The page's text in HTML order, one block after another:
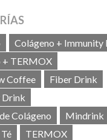
Colágeno + Immunity
+ TERMOX
Coffee
Fiber Drink
Drink
Colágeno
Mindrink
Té
TERMOX